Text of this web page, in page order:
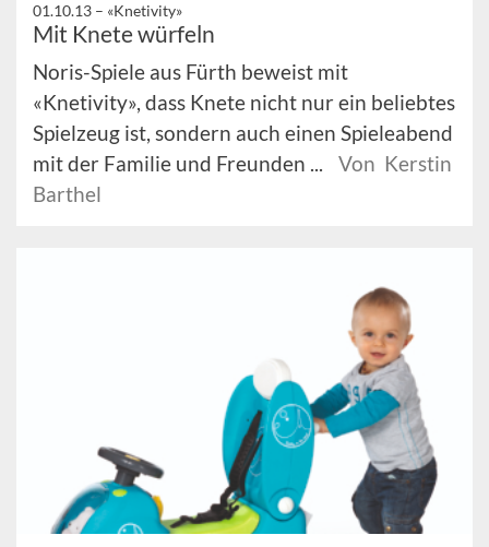
01.10.13 – «Knetivity»
Mit Knete würfeln
Noris-Spiele aus Fürth beweist mit
«Knetivity», dass Knete nicht nur ein beliebtes
Spielzeug ist, sondern auch einen Spieleabend
mit der Familie und Freunden ...
Von Kerstin
Barthel